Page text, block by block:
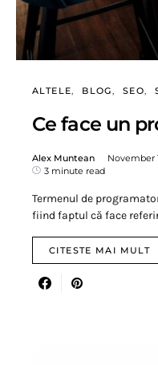
ALTELE BLOG SEO
Ce face un
Alex Muntean November
3 minute read
Termenul de
fiind faptul că face
CITESTE MAI MULT